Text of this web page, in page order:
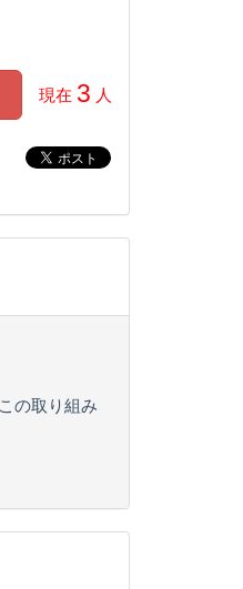
現在 3 人
の取り組み